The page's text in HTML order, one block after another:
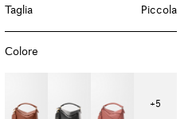
Taglia Piccola
Colore
+5